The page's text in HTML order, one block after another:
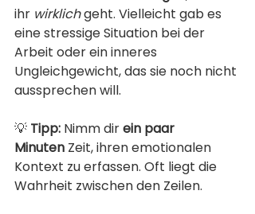
ihr wirklich geht. Vielleicht gab es
eine stressige Situation bei der
Arbeit oder ein inneres
Ungleichgewicht, das sie noch nicht
aussprechen will.
💡 Tipp: Nimm dir ein paar
Minuten Zeit, ihren emotionalen
Kontext zu erfassen. Oft liegt die
Wahrheit zwischen den Zeilen.